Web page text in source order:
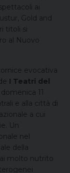
ai
Gold and
titoli si
al Nuovo
evocativa
I Teatri del
11
e alla città di
a cui
Un
nel
della
molto nutrito